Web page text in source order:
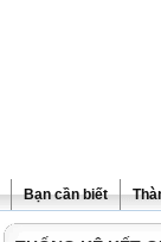
Bạn cần biết